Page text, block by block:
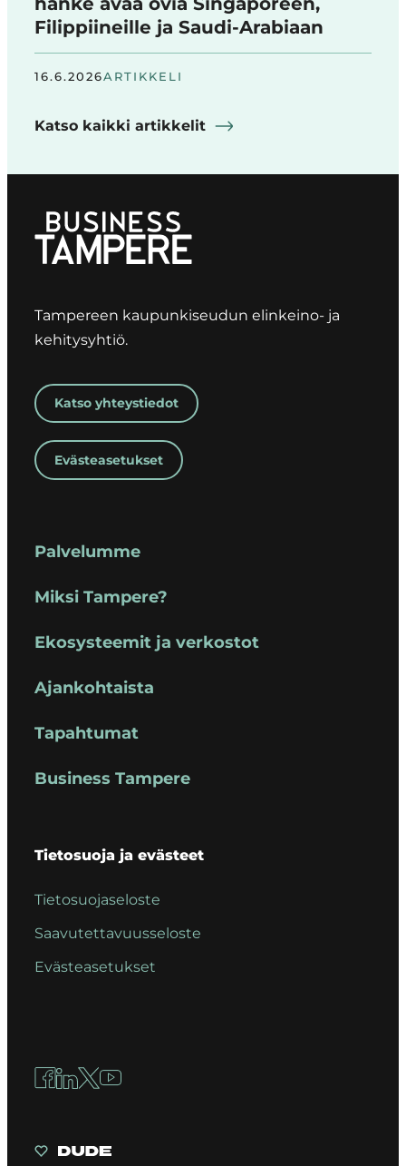
Filippiineille ja Saudi-Arabiaan
16.6.2026ARTIKKELI
Katso kaikki artikkelit
Tampereen kaupunkiseudun elinkeino- ja
kehitysyhtiö.
Katso yhteystiedot
Evästeasetukset
Palvelumme
Miksi Tampere?
Ekosysteemit ja verkostot
Ajankohtaista
Tapahtumat
Business Tampere
Tietosuoja ja evästeet
Tietosuojaseloste
Saavutettavuusseloste
Evästeasetukset
Facebook
LinkedIn
X YouTube